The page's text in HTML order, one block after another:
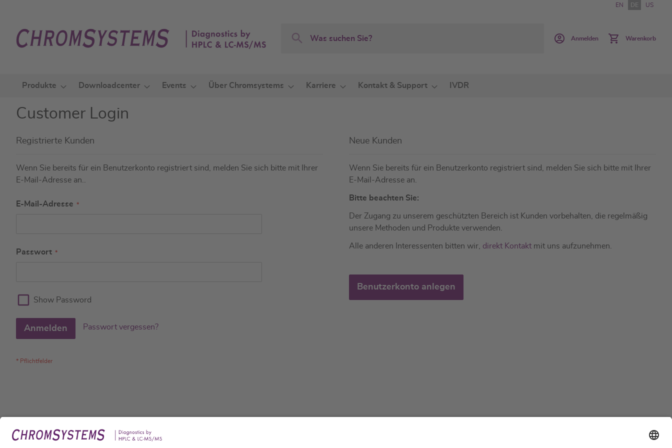
springen
EN DE US
Search
Anmelden Warenkorb
Produkte Downloadcenter Events Über Chromsystems Karriere Kontakt & Support IVDR
Customer Login
Registrierte Kunden
Wenn Sie bereits für ein Benutzerkonto registriert sind, melden Sie sich bitte mit Ihrer
E-Mail-Adresse an..
E-Mail-Adresse
Passwort
Show Password
Anmelden Passwort vergessen?
Neue Kunden
Wenn Sie bereits für ein Benutzerkonto registriert sind, melden Sie sich bitte mit Ihrer
E-Mail-Adresse an.
Bitte beachten Sie:
Der Zugang zu unserem geschützten Bereich ist Kunden vorbehalten, die regelmäßig
unsere Methoden und Produkte verwenden.
Alle anderen Interessenten bitten wir, direkt Kontaktmit uns aufzunehmen.
Benutzerkonto anlegen